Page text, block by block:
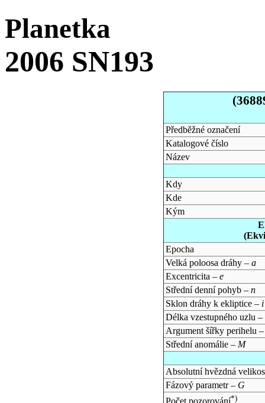
Planetka
2006 SN193
Předběžné označení
Katalogové číslo
Název
Kdy
Kde
Kým
Epocha
Velká poloosa dráhy – a
Excentricita – e
Střední denní pohyb – n
Sklon dráhy k ekliptice – i
Délka vzestupného uzlu –
Argument šířky perihelu
Střední anomálie – M
Absolutní hvězdná
Fázový parametr – G
*)